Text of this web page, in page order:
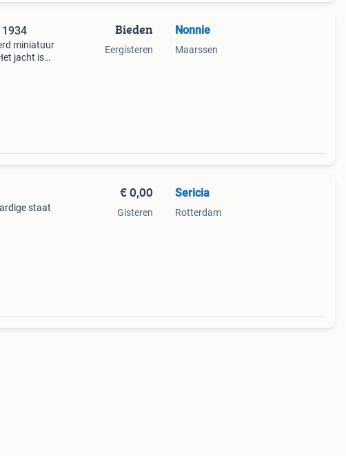
miniatuur
jacht is
Bieden
Eergisteren
Nonnie
Maarssen
staat
€ 0,00
Gisteren
Sericia
Rotterdam